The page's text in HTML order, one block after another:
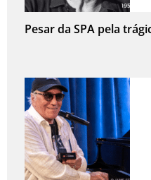
Pesar da SPA pela